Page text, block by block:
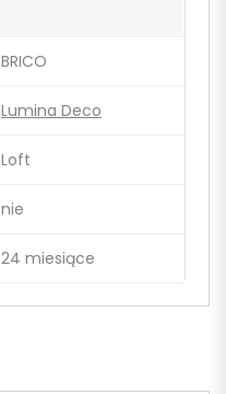
BRICO
Lumina Deco
Loft
nie
24 miesiące